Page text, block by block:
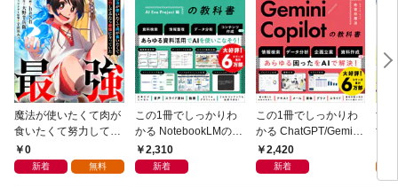
魔法が使いたくて肉が
食いたくて努力してみ
たら最強になっていた
【分冊版】（コミッ
0
新着 無料
この1冊でしっかりわ
かる NotebookLMの教
科書2,310
新着
この1冊でしっかりわ
かる ChatGPT/Gemini/
Copilotの教科書
2,420
新着
世
世
版
話